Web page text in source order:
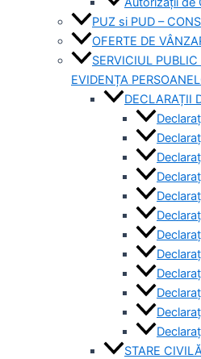
PUZ si PUD –
OFERTE DE
SERVICIUL
EVIDENȚA
DECLARAȚII
STARE CIVILĂ